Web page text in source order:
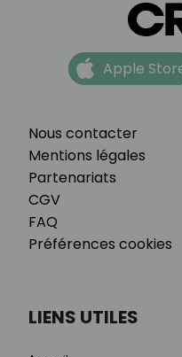
Nous contacter
Mentions légales
Partenariats
CGV
FAQ
Préférences cookies
Apple
LIENS UTILES